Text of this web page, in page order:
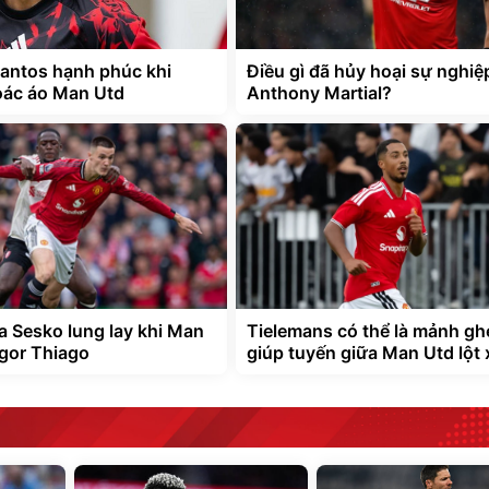
hạnh phúc khi
áo Man Utd
Điều gì đã hủy hoại sự
Anthony Martial?
Sesko lung lay khi Man
Thiago
Tielemans có thể là mảnh
giúp tuyến giữa Man Utd lột